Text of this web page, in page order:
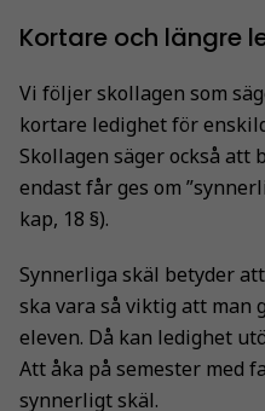
Kortare och längre
Vi följer skollagen som
kortare ledighet för
Skollagen säger också att
endast får ges om
kap, 18 §).
Synnerliga skäl betyder
ska vara så viktig att man
eleven. Då kan ledighet
Att åka på semester med
synnerligt skäl.